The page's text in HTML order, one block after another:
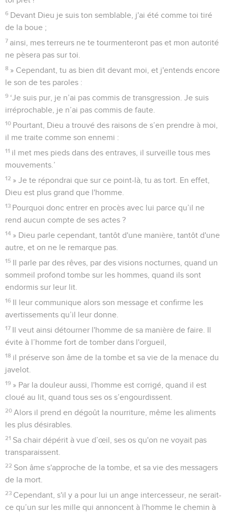
6 Devant Dieu je suis ton semblable, j'ai été comme toi tiré
de la boue ;
7 ainsi, mes terreurs ne te tourmenteront pas et mon autorité
ne pèsera pas sur toi.
8 » Cependant, tu as bien dit devant moi, et j'entends encore
le son de tes paroles :
9 ‘Je suis pur, je n’ai pas commis de transgression. Je suis
irréprochable, je n’ai pas commis de faute.
10 Pourtant, Dieu a trouvé des raisons de s’en prendre à moi,
il me traite comme son ennemi :
11 il met mes pieds dans des entraves, il surveille tous mes
mouvements.’
12 » Je te répondrai que sur ce point-là, tu as tort. En effet,
Dieu est plus grand que l'homme.
13 Pourquoi donc entrer en procès avec lui parce qu’il ne
rend aucun compte de ses actes ?
14 » Dieu parle cependant, tantôt d'une manière, tantôt d'une
autre, et on ne le remarque pas.
15 Il parle par des rêves, par des visions nocturnes, quand un
sommeil profond tombe sur les hommes, quand ils sont
endormis sur leur lit.
16 Il leur communique alors son message et confirme les
avertissements qu’il leur donne.
17 Il veut ainsi détourner l'homme de sa manière de faire. Il
évite à l’homme fort de tomber dans l'orgueil,
18 il préserve son âme de la tombe et sa vie de la menace du
javelot.
19 » Par la douleur aussi, l'homme est corrigé, quand il est
cloué au lit, quand tous ses os s’engourdissent.
20 Alors il prend en dégoût la nourriture, même les aliments
les plus désirables.
21 Sa chair dépérit à vue d’œil, ses os qu'on ne voyait pas
transparaissent.
22 Son âme s'approche de la tombe, et sa vie des messagers
de la mort.
23 Cependant, s'il y a pour lui un ange intercesseur, ne serait-
ce qu’un sur les mille qui annoncent à l'homme le chemin à